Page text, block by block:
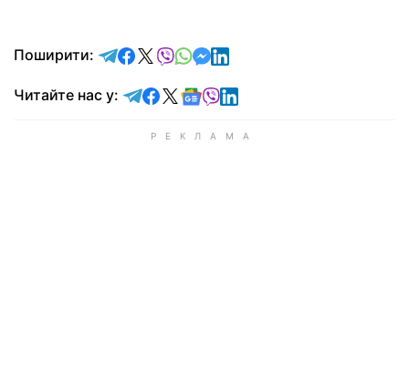
Поширити: відправити у Telegram
поділитись у Facebook
поділитись у X
відправити у Viber
відправити у Whatsapp
відправити у Messenger
відправити у LinkedIn
Читайте нас у: Читайте у Telegram
Читайте у Facebook
Читайте у X
Читайте у Google news
Читайте у Viber
Читайте у LinkedIn